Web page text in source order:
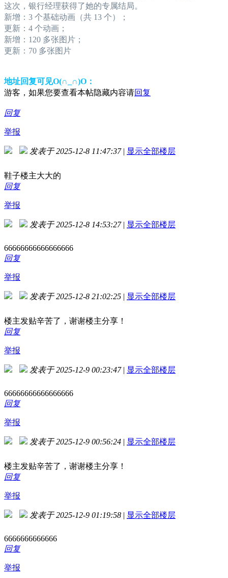
这次，银行经理获得了她的专属结局。
新增：3 个基础动画（共 13 个）；
更新：4 个动画；
新增：120 多张图片；
更新：70 多张图片
地址回复可见O(∩_∩)O：
游客，如果您要查看本帖隐藏内容请回复
回复
举报
发表于 2025-12-8 11:47:37 | 显示全部楼层
鞋子楼主大大的
回复
举报
发表于 2025-12-8 14:53:27 | 显示全部楼层
66666666666666666
回复
举报
发表于 2025-12-8 21:02:25 | 显示全部楼层
楼主发贴辛苦了，谢谢楼主分享！
回复
举报
发表于 2025-12-9 00:23:47 | 显示全部楼层
66666666666666666
回复
举报
发表于 2025-12-9 00:56:24 | 显示全部楼层
楼主发贴辛苦了，谢谢楼主分享！
回复
举报
发表于 2025-12-9 01:19:58 | 显示全部楼层
6666666666666
回复
举报